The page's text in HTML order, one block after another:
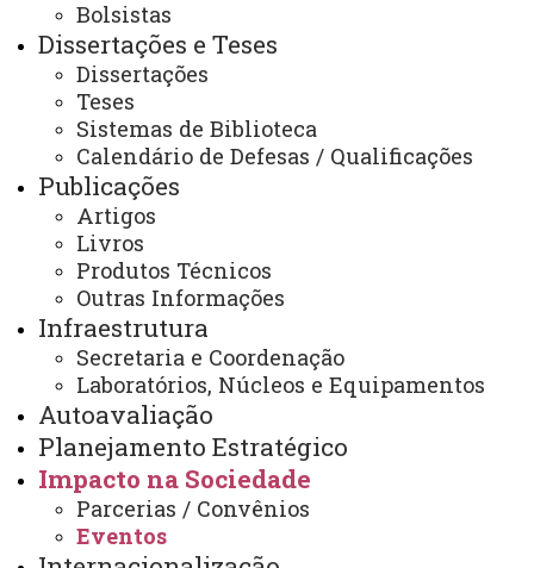
Bolsistas
Dissertações e Teses
Dissertações
Teses
Sistemas de Biblioteca
Calendário de Defesas / Qualificações
Publicações
Artigos
Livros
Produtos Técnicos
Outras Informações
Infraestrutura
Secretaria e Coordenação
Laboratórios, Núcleos e Equipamentos
Autoavaliação
Planejamento Estratégico
Impacto na Sociedade
Parcerias / Convênios
Eventos
Acesso Restrito (Editores do Portal)
Arquivo Virtual
Bibliotecas
Identidade Visual
Mapa do Site
Ouvidoria
Portal Office 365
Sistemas
Telefones
Webmail
REITORIA
Secretaria Geral